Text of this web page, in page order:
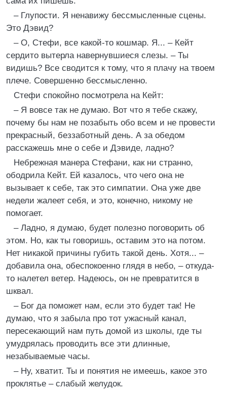
– Глупости. Я ненавижу бессмысленные сцены.
Это Дэвид?
– О, Стефи, все какой-то кошмар. Я... – Кейт
сердито вытерла навернувшиеся слезы. – Ты
видишь? Все сводится к тому, что я плачу на твоем
плече. Совершенно бессмысленно.
Стефи спокойно посмотрела на Кейт:
– Я вовсе так не думаю. Вот что я тебе скажу,
почему бы нам не позабыть обо всем и не провести
прекрасный, беззаботный день. А за обедом
расскажешь мне о себе и Дэвиде, ладно?
Небрежная манера Стефани, как ни странно,
ободрила Кейт. Ей казалось, что чего она не
вызывает к себе, так это симпатии. Она уже две
недели жалеет себя, и это, конечно, никому не
помогает.
– Ладно, я думаю, будет полезно поговорить об
этом. Но, как ты говоришь, оставим это на потом.
Нет никакой причины губить такой день. Хотя... –
добавила она, обеспокоенно глядя в небо, – откуда-
то налетел ветер. Надеюсь, он не превратится в
шквал.
– Бог да поможет нам, если это будет так! Не
думаю, что я забыла про тот ужасный канал,
пересекающий нам путь домой из школы, где ты
умудрялась проводить все эти длинные,
незабываемые часы.
– Ну, хватит. Ты и понятия не имеешь, какое это
проклятье – слабый желудок.